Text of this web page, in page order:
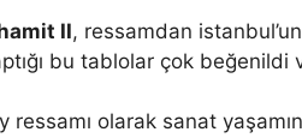
II, ressamdan
bu tablolar çok beğenildi
ressamı olarak sanat